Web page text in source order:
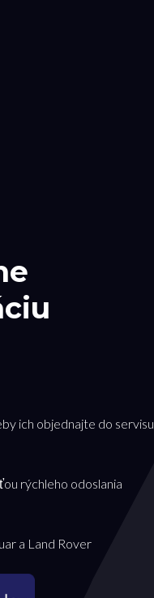
ich objednajte do servisu
rýchleho odoslania
a Land Rover